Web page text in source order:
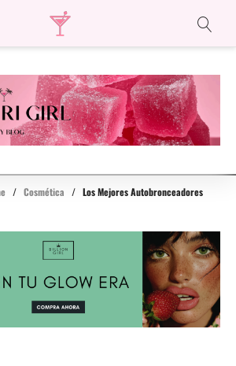
/ Cosmética / Los Mejores Autobronceadores